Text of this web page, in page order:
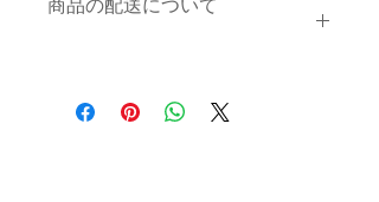
商品にご満足いただけなかった場合の
商品をご購入いただけます。
商品の配送について
ど、商品の配送に関する情報を入力し
てください。配送情報を明確にするこ